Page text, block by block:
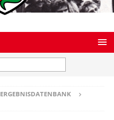
ERGEBNISDATENBANK